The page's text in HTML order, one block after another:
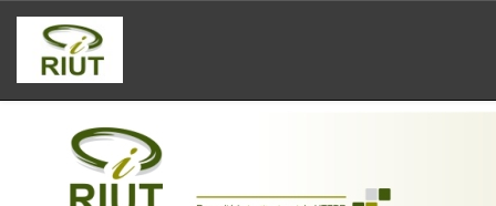
Skip
navigation